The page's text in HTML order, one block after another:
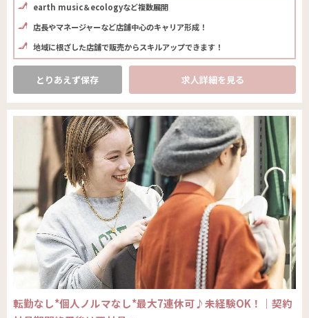
earth music＆ecologyなど複数展開
店長やマネージャーなど店舗中心のキャリア形成！
地域に根ざした店舗で販売からスキルアップできます！
とりあえず保存 求人詳細を見る
転勤なし*個人ノルマなし*最大7連休可♪未経験OK！｜契約